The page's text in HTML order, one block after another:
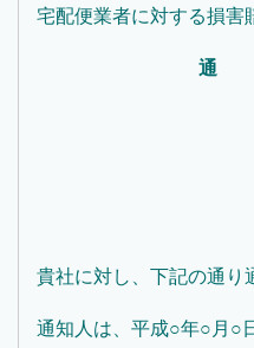
宅配便業者に対する損害
通
貴社に対し、下記の通り
通知人は、平成○年○月○